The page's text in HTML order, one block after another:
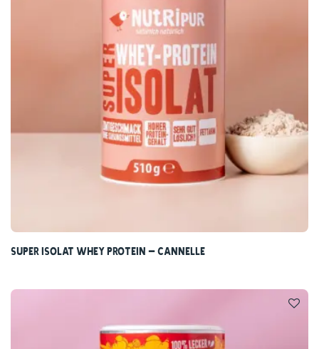
Super Isolat Whey Protein – Cannelle